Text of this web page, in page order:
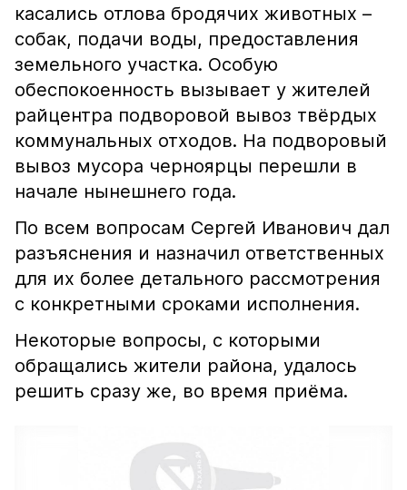
касались отлова бродячих животных –
собак, подачи воды, предоставления
земельного участка. Особую
обеспокоенность вызывает у жителей
райцентра подворовой вывоз твёрдых
коммунальных отходов. На подворовый
вывоз мусора черноярцы перешли в
начале нынешнего года.
По всем вопросам Сергей Иванович дал
разъяснения и назначил ответственных
для их более детального рассмотрения
с конкретными сроками исполнения.
Некоторые вопросы, с которыми
обращались жители района, удалось
решить сразу же, во время приёма.